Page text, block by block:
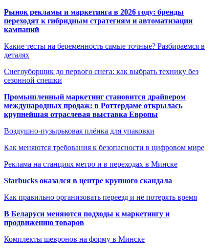
Рынок рекламы и маркетинга в 2026 году: бренды
переходят к гибридным стратегиям и автоматизации
кампаний
Какие тесты на беременность самые точные? Разбираемся в
деталях
Снегоуборщик до первого снега: как выбрать технику без
сезонной спешки
Промышленный маркетинг становится драйвером
международных продаж: в Роттердаме открылась
крупнейшая отраслевая выставка Европы
Воздушно-пузырьковая плёнка для упаковки
Как меняются требования к безопасности в цифровом мире
Реклама на станциях метро и в переходах в Минске
Starbucks оказался в центре крупного скандала
Как правильно организовать переезд и не потерять время
В Беларуси меняются подходы к маркетингу и
продвижению товаров
Комплекты шевронов на форму в Минске